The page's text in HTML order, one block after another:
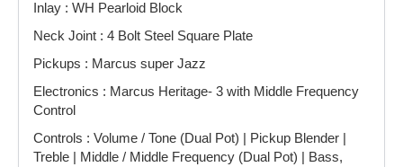
Inlay : WH Pearloid Block
Neck Joint : 4 Bolt Steel Square Plate
Pickups : Marcus super Jazz
Electronics : Marcus Heritage- 3 with Middle Frequency
Control
Controls : Volume / Tone (Dual Pot) | Pickup Blender |
Treble | Middle / Middle Frequency (Dual Pot) | Bass,